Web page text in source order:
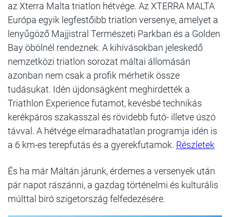
az Xterra Malta triatlon hétvége. Az XTERRA MALTA
Európa egyik legfestőibb triatlon versenye, amelyet a
lenyűgöző Majjistral Természeti Parkban és a Golden
Bay öbölnél rendeznek. A kihívásokban jeleskedő
nemzetközi triatlon sorozat máltai állomásán
azonban nem csak a profik mérhetik össze
tudásukat. Idén újdonságként meghirdették a
Triathlon Experience futamot, kevésbé technikás
kerékpáros szakasszal és rövidebb futó- illetve úszó
távval. A hétvége elmaradhatatlan programja idén is
a 6 km-es terepfutás és a gyerekfutamok. Részletek
És ha már Máltán járunk, érdemes a versenyek után
pár napot rászánni, a gazdag történelmi és kulturális
múlttal bíró szigetország felfedezésére.